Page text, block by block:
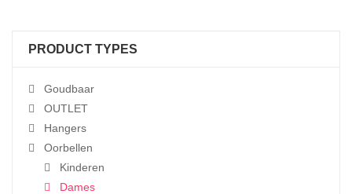
PRODUCT TYPES
Goudbaar
OUTLET
Hangers
Oorbellen
Kinderen
Dames